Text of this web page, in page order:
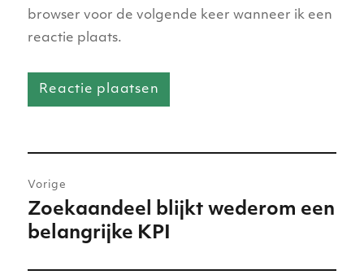
browser voor de volgende keer wanneer ik een
reactie plaats.
navigatie
Vorige
Vorig
bericht:
Zoekaandeel blijkt wederom een
belangrijke KPI